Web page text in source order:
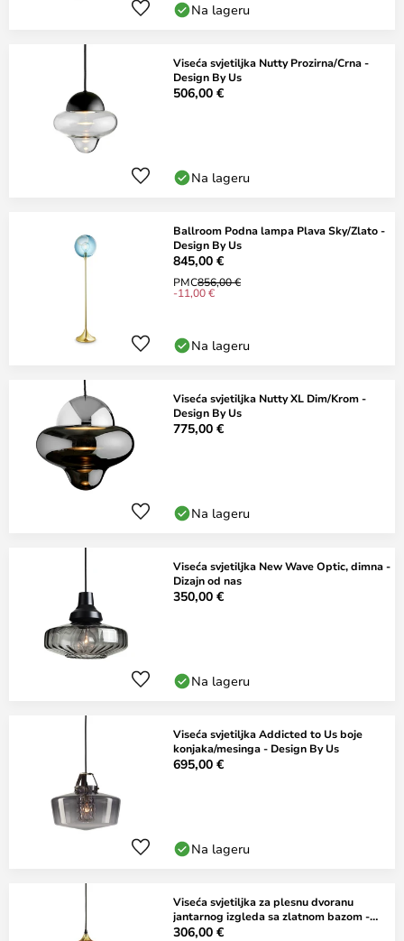
Na lageru
Viseća svjetiljka Nutty Prozirna/Crna -
Design By Us
506,00 €
Na lageru
Ballroom Podna lampa Plava Sky/Zlato -
Design By Us
845,00 €
PMC856,00 €
-11,00 €
Na lageru
Viseća svjetiljka Nutty XL Dim/Krom -
Design By Us
775,00 €
Na lageru
Viseća svjetiljka New Wave Optic, dimna -
Dizajn od nas
350,00 €
Na lageru
Viseća svjetiljka Addicted to Us boje
konjaka/mesinga - Design By Us
695,00 €
Na lageru
Viseća svjetiljka za plesnu dvoranu
jantarnog izgleda sa zlatnom bazom -
Design
306,00 €